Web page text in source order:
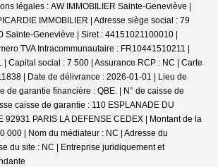
légales : AW IMMOBILIER Sainte-Geneviève |
IMMOBILIER | Adresse siège social : 79
Sainte-Geneviève | Siret : 44151021100010 |
TVA Intracommunautaire : FR10441510211 |
| Capital social : 7 500 | Assurance RCP : NC | Carte
| Date de délivrance : 2026-01-01 | Lieu de
de garantie financière : QBE. | N° de caisse de
caisse de garantie : 110 ESPLANADE DU
92931 PARIS LA DEFENSE CEDEX | Montant de la
000 | Nom du médiateur : NC | Adresse du
du site : NC | Entreprise juridiquement et